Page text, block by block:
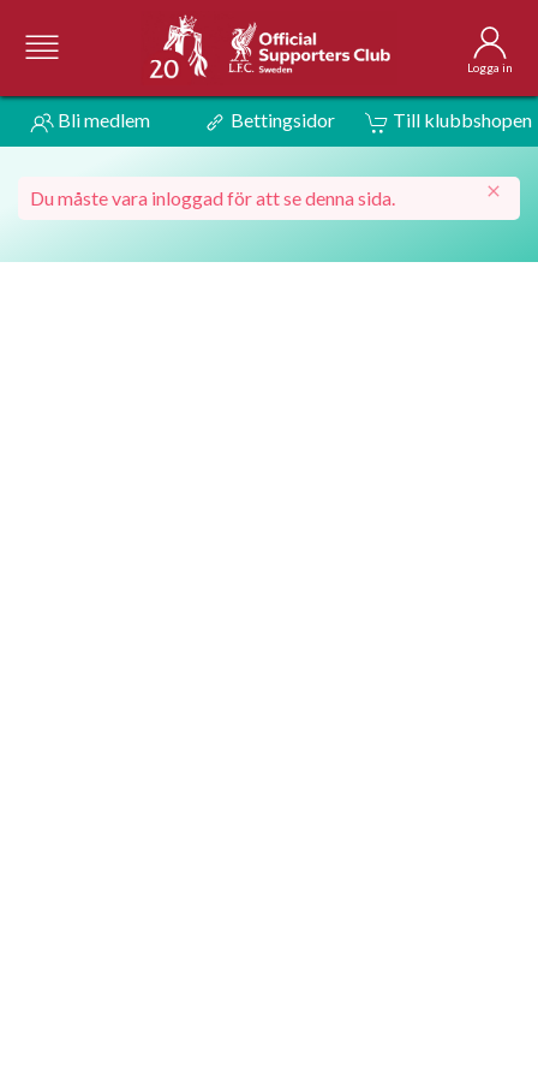
Logga in
Bli medlem Bettingsidor Till klubbshopen
Du måste vara inloggad för att se denna sida.